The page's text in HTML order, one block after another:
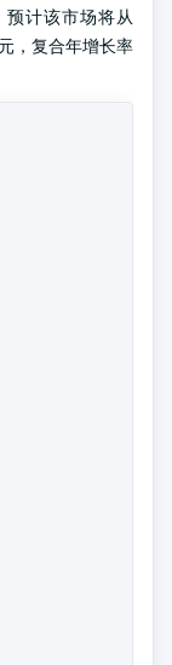
预计该市场将从
，复合年增长率